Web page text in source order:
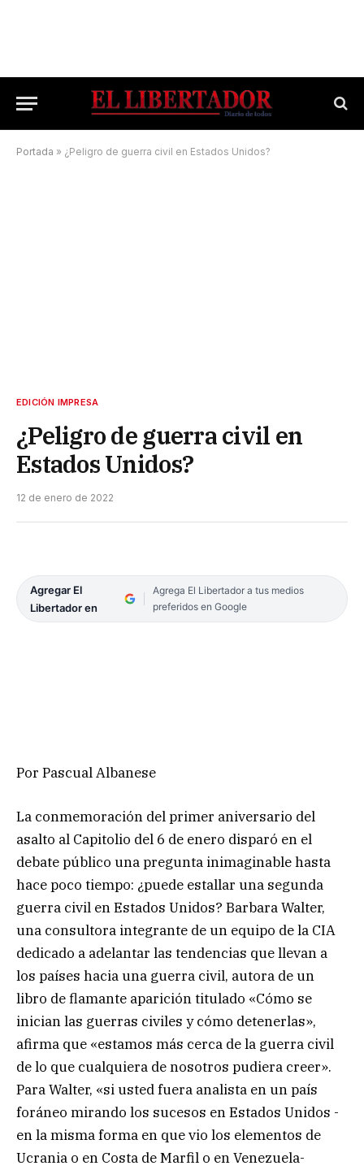
Portada » ¿Peligro de guerra civil en Estados Unidos?
EDICIÓN IMPRESA
¿Peligro de guerra civil en
Estados Unidos?
12 de enero de 2022
Agregar El
Libertador en
Agrega El Libertador a tus medios
preferidos en Google
Por Pascual Albanese
La conmemoración del primer aniversario del
asalto al Capitolio del 6 de enero disparó en el
debate público una pregunta inimaginable hasta
hace poco tiempo: ¿puede estallar una segunda
guerra civil en Estados Unidos? Barbara Walter,
una consultora integrante de un equipo de la CIA
dedicado a adelantar las tendencias que llevan a
los países hacia una guerra civil, autora de un
libro de flamante aparición titulado «Cómo se
inician las guerras civiles y cómo detenerlas»,
afirma que «estamos más cerca de la guerra civil
de lo que cualquiera de nosotros pudiera creer».
Para Walter, «si usted fuera analista en un país
foráneo mirando los sucesos en Estados Unidos -
en la misma forma en que vio los elementos de
Ucrania o en Costa de Marfil o en Venezuela-